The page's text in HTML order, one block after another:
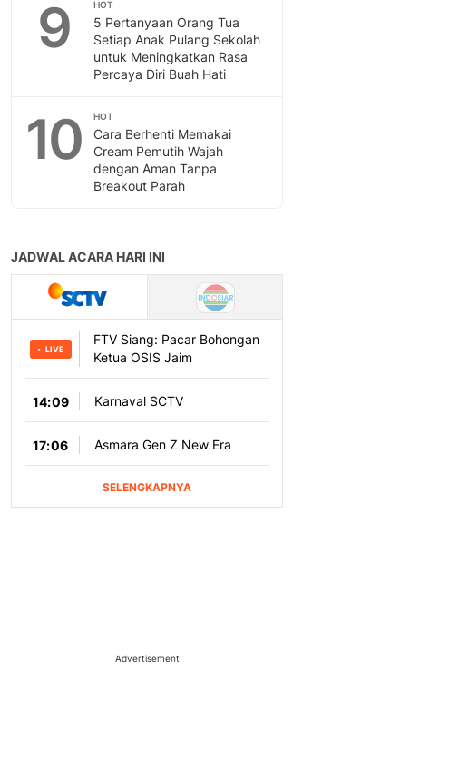
9 HOT
5 Pertanyaan Orang Tua
Setiap Anak Pulang Sekolah
untuk Meningkatkan Rasa
Percaya Diri Buah Hati
10 HOT
Cara Berhenti Memakai
Cream Pemutih Wajah
dengan Aman Tanpa
Breakout Parah
Advertisement